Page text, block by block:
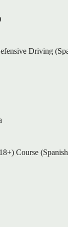
Driving
Course